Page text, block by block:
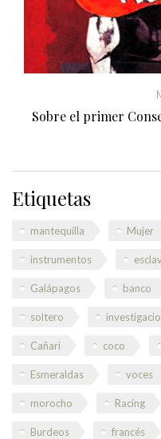
Sobre el primer
Etiquetas
mantequilla Mujer
instrumentos
Galápagos banco
soltero
Cañari coco
Esmeraldas voces
morocho Racing
Burdeos francés